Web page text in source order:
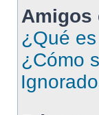
Amigos
¿Qué
¿Cómo